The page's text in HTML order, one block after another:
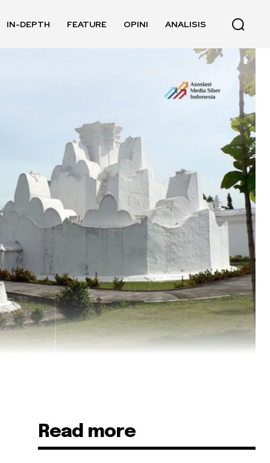
IN-DEPTH FEATURE OPINI ANALISIS
Read more